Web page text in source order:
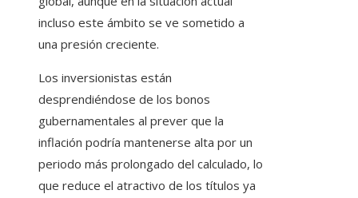
incluso este ámbito se ve sometido a
una presión creciente.
Los inversionistas están
desprendiéndose de los bonos
gubernamentales al prever que la
inflación podría mantenerse alta por un
periodo más prolongado del calculado, lo
que reduce el atractivo de los títulos ya